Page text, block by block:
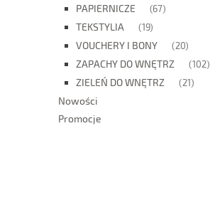
PAPIERNICZE (67)
TEKSTYLIA (19)
VOUCHERY I BONY (20)
ZAPACHY DO WNĘTRZ (102)
ZIELEŃ DO WNĘTRZ (21)
Nowości
Promocje